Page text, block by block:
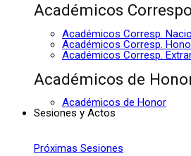
Académicos
Académicos Corresp.
Académicos Corresp.
Académicos Corresp.
Académicos de
Académicos de Honor
Sesiones y Actos
Próximas Sesiones